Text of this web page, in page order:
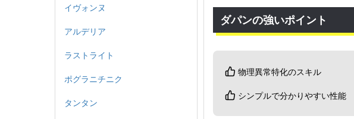
イヴォンヌ
アルデリア
ラストライト
ポグラニチニク
タンタン
ダパンの強いポイント
物理異常特化のスキル
シンプルで分かりやすい性能